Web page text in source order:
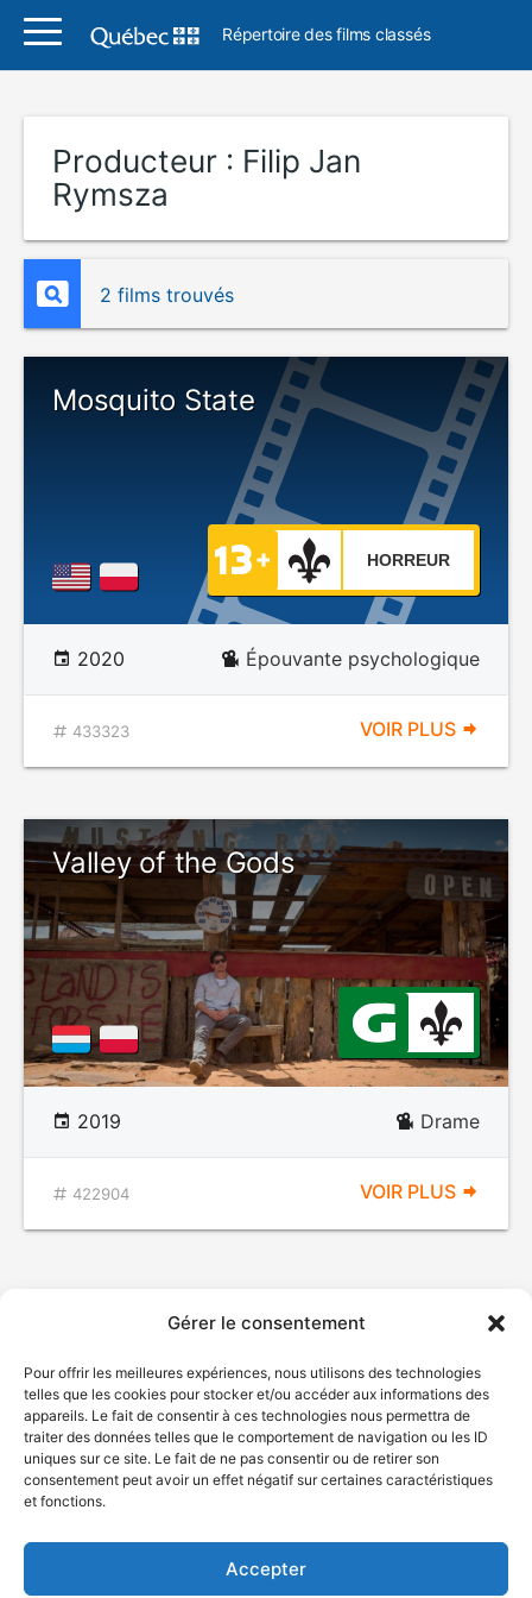
Gérer le consentement
Pour offrir les meilleures expériences, nous utilisons des technologies
telles que les cookies pour stocker et/ou accéder aux informations des
appareils. Le fait de consentir à ces technologies nous permettra de
traiter des données telles que le comportement de navigation ou les ID
uniques sur ce site. Le fait de ne pas consentir ou de retirer son
consentement peut avoir un effet négatif sur certaines caractéristiques
et fonctions.
Accepter
Répertoire des films classés
Producteur : Filip Jan
Rymsza
2 films trouvés
Mosquito State
HORREUR
2020 Épouvante psychologique
433323 VOIR PLUS
Valley of the Gods
2019 Drame
422904 VOIR PLUS
© Gouvernement du Québec, 2026
Plan du site
Accessibilité